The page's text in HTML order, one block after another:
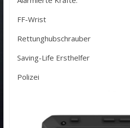
FF-Wrist
Rettunghubschrauber
Saving-Life Ersthelfer
Polizei